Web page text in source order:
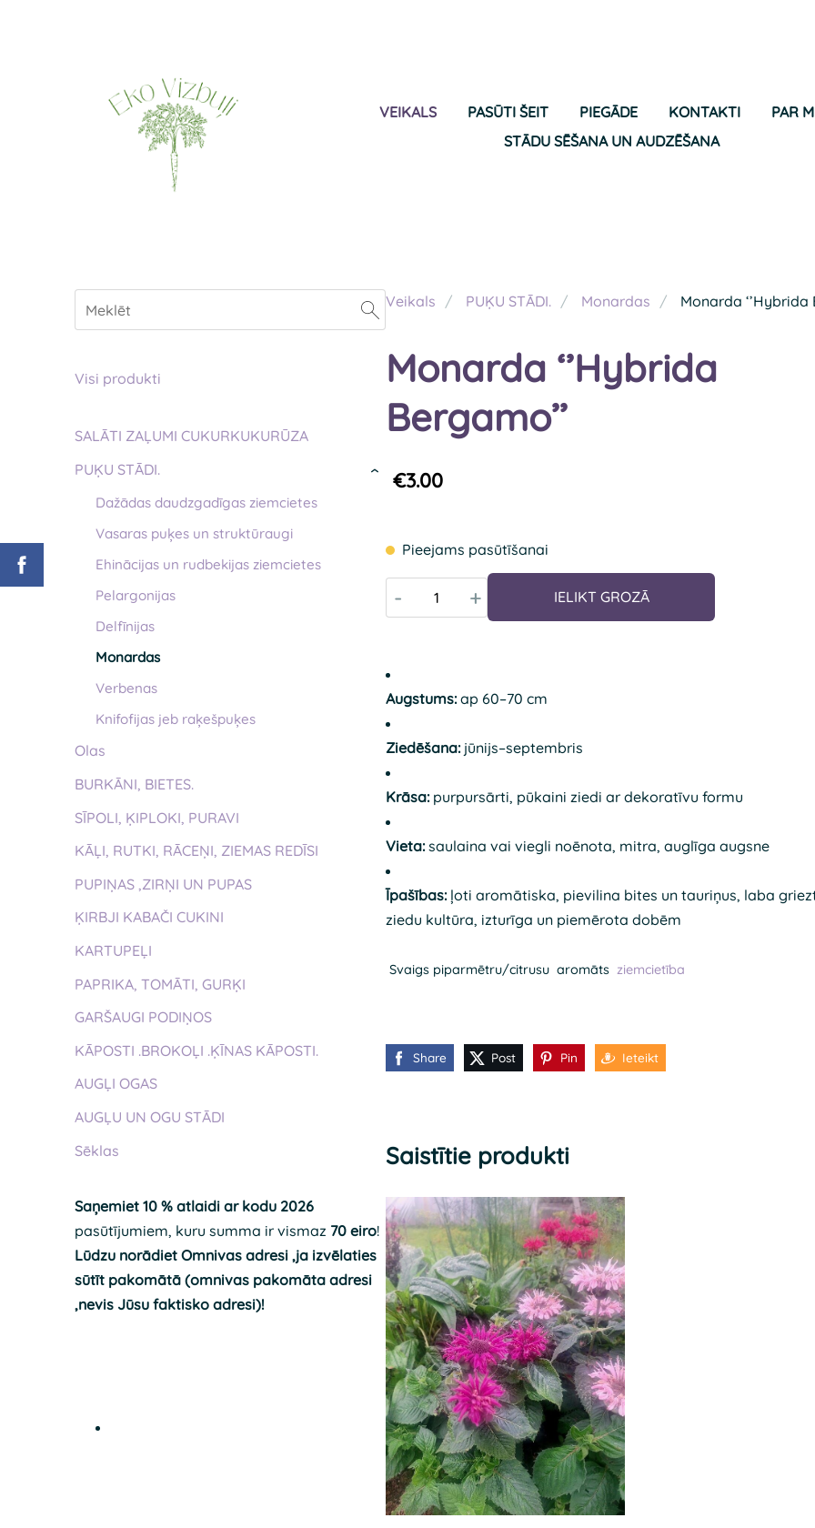
VEIKALS PASŪTI ŠEIT PIEGĀDE KONTAKTI
PAR
STĀDU SĒŠANA UN AUDZĒŠANA
Visi produkti
SALĀTI ZAĻUMI CUKURKUKURŪZA
PUĶU STĀDI.
Dažādas daudzgadīgas ziemcietes
Vasaras puķes un struktūraugi
Ehinācijas un rudbekijas ziemcietes
Pelargonijas
Delfīnijas
Monardas
Verbenas
Knifofijas jeb raķešpuķes
›
Olas
BURKĀNI, BIETES.
SĪPOLI, ĶIPLOKI, PURAVI
KĀĻI, RUTKI, RĀCEŅI, ZIEMAS REDĪSI
PUPIŅAS ,ZIRŅI UN PUPAS
ĶIRBJI KABAČI CUKINI
KARTUPEĻI
PAPRIKA, TOMĀTI, GURĶI
GARŠAUGI PODIŅOS
KĀPOSTI .BROKOĻI .ĶĪNAS KĀPOSTI.
AUGĻI OGAS
AUGĻU UN OGU STĀDI
Sēklas
Saņemiet 10 % atlaidi ar kodu 2026
pasūtījumiem, kuru summa ir vismaz 70 eiro!
Lūdzu norādiet Omnivas adresi ,ja izvēlaties
sūtīt pakomātā (omnivas pakomāta adresi
,nevis Jūsu faktisko adresi)!
Veikals PUĶU STĀDI. Monardas Monarda ‘’Hybrida
Monarda ‘’Hybrida
Bergamo’’
€3.00
Pieejams pasūtīšanai
- + IELIKT GROZĀ
Augstums:ap 60–70 cm
Ziedēšana:jūnijs–septembris
Krāsa:purpursārti, pūkaini ziedi ar dekoratīvu formu
Vieta:saulaina vai viegli noēnota, mitra, auglīga augsne
Īpašības:ļoti aromātiska, pievilina bites un tauriņus, laba
ziedu kultūra, izturīga un piemērota dobēm
Svaigs piparmētru/citrusu aromātsziemcietība
Share Post Pin Ieteikt
Saistītie produkti